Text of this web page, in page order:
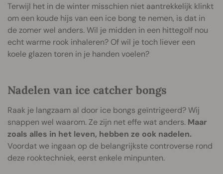
Terwijl het in de winter misschien niet aantrekkelijk klinkt
om een koude hijs van een ice bong te nemen, is dat in
de zomer wel anders. Wil je midden in een hittegolf nou
echt warme rook inhaleren? Of wil je toch liever een
koele glazen toren in je handen voelen?
Nadelen van ice catcher bongs
Raak je langzaam al door ice bongs geïntrigeerd? Wij
snappen wel waarom. Ze zijn net effe wat anders. Maar
zoals alles in het leven, hebben ze ook nadelen.
Voordat we ingaan op de belangrijkste controverse rond
deze rooktechniek, eerst enkele minpunten.